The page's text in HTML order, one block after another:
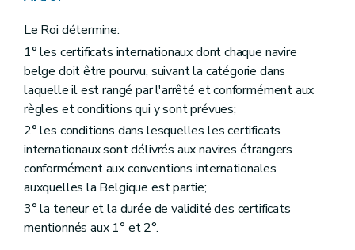
Le Roi détermine:
1° les certificats internationaux dont chaque navire
belge doit être pourvu, suivant la catégorie dans
laquelle il est rangé par l'arrêté et conformément aux
règles et conditions qui y sont prévues;
2° les conditions dans lesquelles les certificats
internationaux sont délivrés aux navires étrangers
conformément aux conventions internationales
auxquelles la Belgique est partie;
3° la teneur et la durée de validité des certificats
mentionnés aux 1° et 2°.